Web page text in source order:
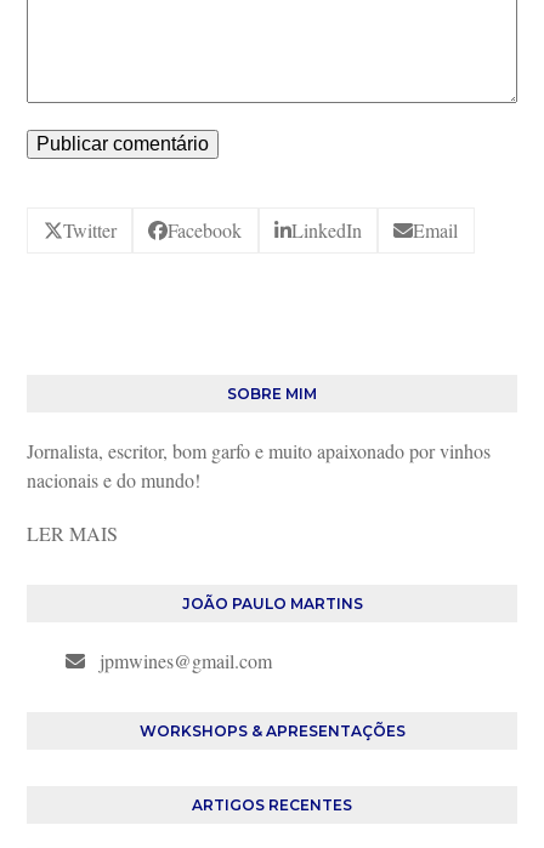
Twitter Facebook LinkedIn Email
SOBRE MIM
Jornalista, escritor, bom garfo e muito apaixonado por vinhos
nacionais e do mundo!
LER MAIS
JOÃO PAULO MARTINS
jpmwines@gmail.com
WORKSHOPS & APRESENTAÇÕES
ARTIGOS RECENTES